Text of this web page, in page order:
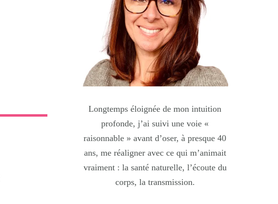
Longtemps éloignée de mon intuition
profonde, j’ai suivi une voie «
raisonnable » avant d’oser, à presque 40
ans, me réaligner avec ce qui m’animait
vraiment : la santé naturelle, l’écoute du
corps, la transmission.